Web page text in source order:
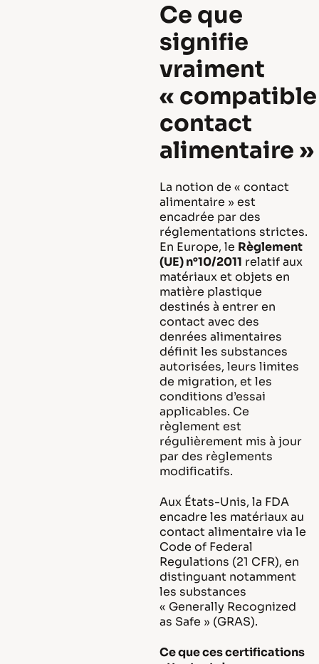
Ce que
signifie
vraiment
« compatible
contact
alimentaire »
La notion de « contact
alimentaire » est
encadrée par des
réglementations strictes.
En Europe, le Règlement
(UE) n°10/2011 relatif aux
matériaux et objets en
matière plastique
destinés à entrer en
contact avec des
denrées alimentaires
définit les substances
autorisées, leurs limites
de migration, et les
conditions d’essai
applicables. Ce
règlement est
régulièrement mis à jour
par des règlements
modificatifs.
Aux États-Unis, la FDA
encadre les matériaux au
contact alimentaire via le
Code of Federal
Regulations (21 CFR), en
distinguant notamment
les substances
« Generally Recognized
as Safe » (GRAS).
Ce que ces certifications